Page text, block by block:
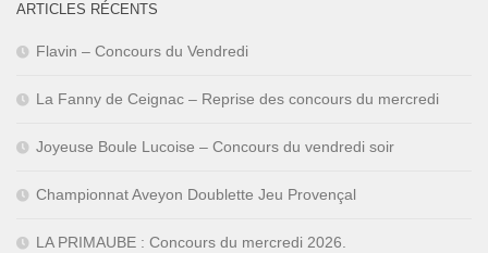
ARTICLES RÉCENTS
Flavin – Concours du Vendredi
La Fanny de Ceignac – Reprise des concours du mercredi
Joyeuse Boule Lucoise – Concours du vendredi soir
Championnat Aveyon Doublette Jeu Provençal
LA PRIMAUBE : Concours du mercredi 2026.